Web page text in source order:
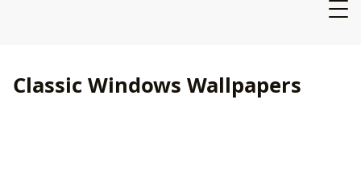
Classic Windows Wallpapers